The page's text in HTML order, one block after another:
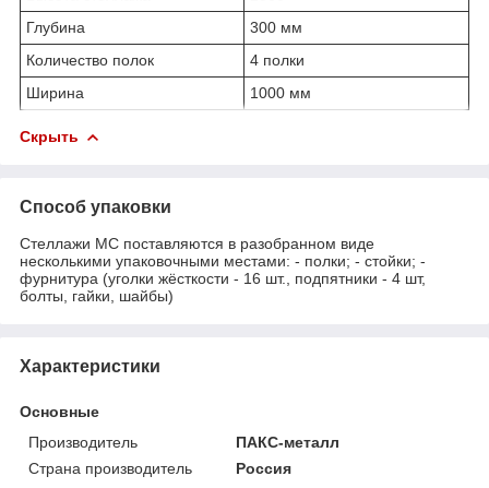
Глубина
300 мм
Количество полок
4 полки
Ширина
1000 мм
Скрыть
Способ упаковки
Стеллажи МС поставляются в разобранном виде
несколькими упаковочными местами: - полки; - стойки; -
фурнитура (уголки жёсткости - 16 шт., подпятники - 4 шт,
болты, гайки, шайбы)
Характеристики
Основные
Производитель
ПАКС-металл
Страна производитель
Россия